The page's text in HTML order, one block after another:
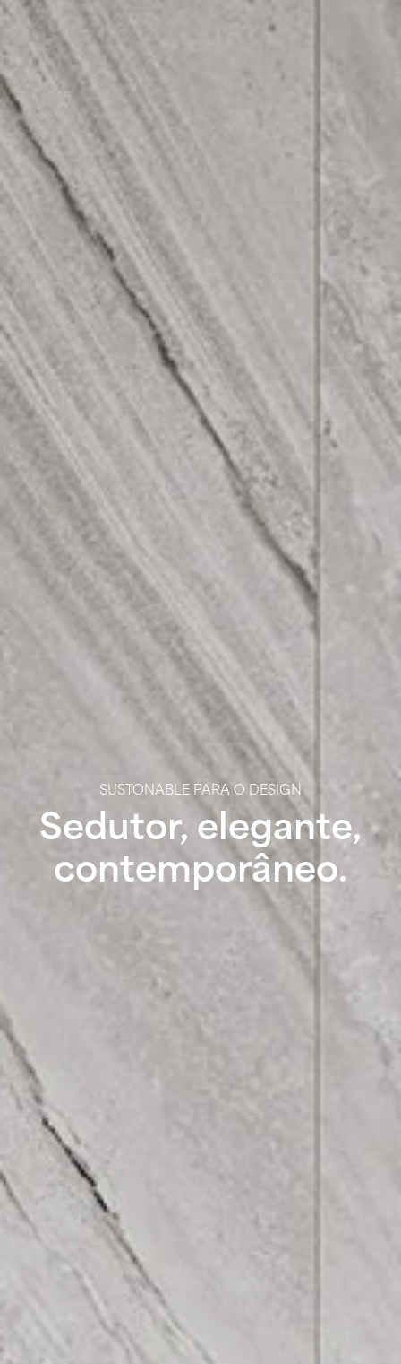
SUSTONABLE PARA O DESIGN
Sedutor, elegante,
contemporâneo.